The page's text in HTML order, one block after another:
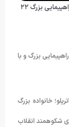
حضور با شکوه خانواده بزرگ شنا، شیرجه و واترپلو در راهپیمایی بزرگ ۲۲
بزرگ و با
خانواده بزرگ
شکوهمند انقلاب